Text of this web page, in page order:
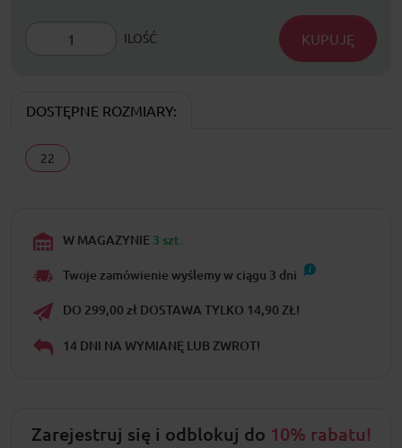
ILOŚĆ KUPUJĘ
DOSTĘPNE ROZMIARY:
22
W MAGAZYNIE 3 szt.
Twoje zamówienie wyślemy w ciągu 3 dni
DO 299,00 zł DOSTAWA TYLKO 14,90 ZŁ!
14 DNI NA WYMIANĘ LUB ZWROT!
Zarejestruj się i odblokuj do 10% rabatu!